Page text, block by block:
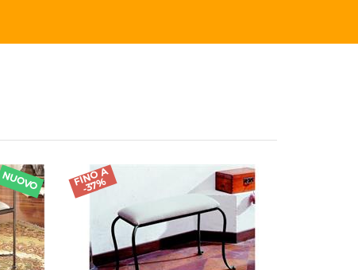
NUOVO FI
N
O
A
-
3
7
%